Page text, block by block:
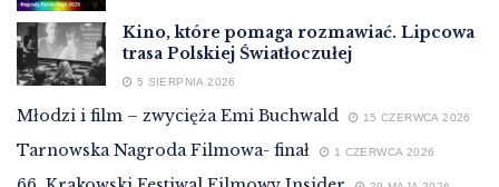
Kino, które pomaga rozmawiać. Lipcowa
trasa Polskiej Światłoczułej
5 SIERPNIA 2026
Młodzi i film – zwycięża Emi Buchwald 15 CZERWCA 2026
Tarnowska Nagroda Filmowa- finał 1 CZERWCA 2026